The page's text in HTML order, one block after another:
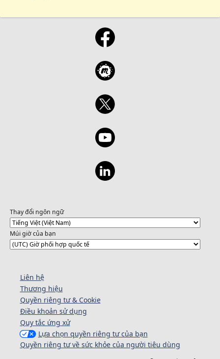
Thay đổi ngôn ngữ
Múi giờ của bạn
Liên hệ
Thương hiệu
Quyền riêng tư & Cookie
Điều khoản sử dụng
Quy tắc ứng xử
Lựa chọn quyền riêng tư của bạn
Quyền riêng tư về sức khỏe của người tiêu dùng